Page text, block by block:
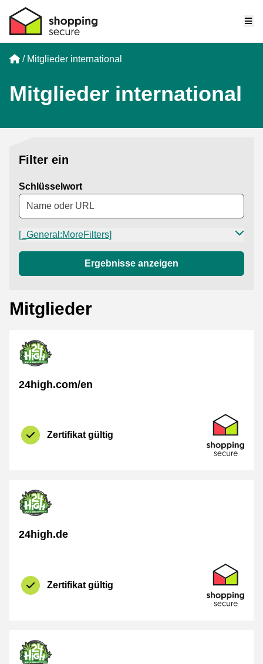
Home
Mitglieder international
Mitglieder international
Filter ein
Schlüsselwort
[_General:MoreFilters]
Ergebnisse anzeigen
Mitglieder
24high.com/en
Zertifikat gültig
Zertifikat
Shopping
24high.de
Zertifikat gültig
Zertifikat
Shopping